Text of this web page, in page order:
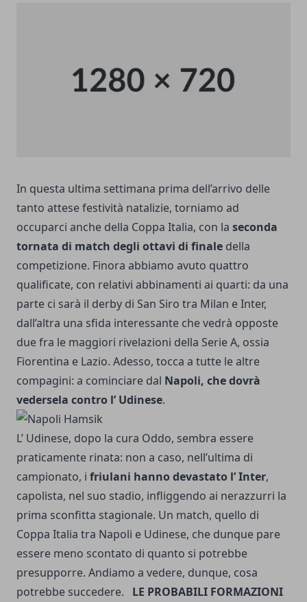
In questa ultima settimana prima dell’arrivo delle
tanto attese festività natalizie, torniamo ad
occuparci anche della Coppa Italia, con la seconda
tornata di match degli ottavi di finale della
competizione. Finora abbiamo avuto quattro
qualificate, con relativi abbinamenti ai quarti: da una
parte ci sarà il derby di San Siro tra Milan e Inter,
dall’altra una sfida interessante che vedrà opposte
due fra le maggiori rivelazioni della Serie A, ossia
Fiorentina e Lazio. Adesso, tocca a tutte le altre
compagini: a cominciare dal Napoli, che dovrà
vedersela contro l’ Udinese.
L’ Udinese, dopo la cura Oddo, sembra essere
praticamente rinata: non a caso, nell’ultima di
campionato, i friulani hanno devastato l’ Inter,
capolista, nel suo stadio, infliggendo ai nerazzurri la
prima sconfitta stagionale. Un match, quello di
Coppa Italia tra Napoli e Udinese, che dunque pare
essere meno scontato di quanto si potrebbe
presupporre. Andiamo a vedere, dunque, cosa
potrebbe succedere. LE PROBABILI FORMAZIONI